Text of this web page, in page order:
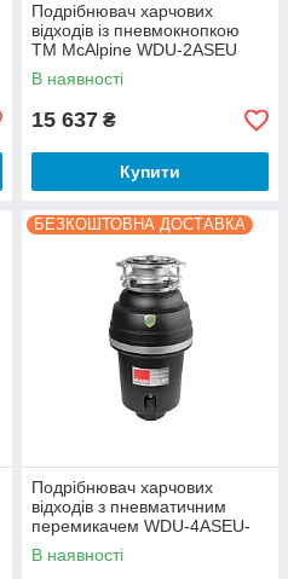
Подрібнювач харчових
відходів із пневмокнопкою
ТМ McAlpine WDU-2ASEU
В наявності
15 637 ₴
Купити
БЕЗКОШТОВНА ДОСТАВКА
Подрібнювач харчових
відходів з пневматичним
перемикачем WDU-4ASEU-
POL
В наявності